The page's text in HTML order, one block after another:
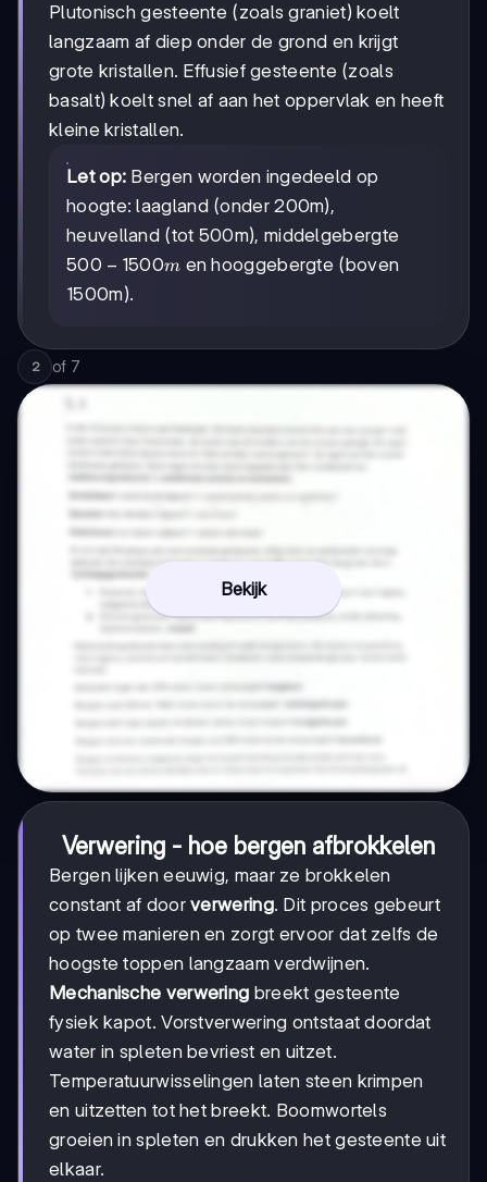
Plutonisch gesteente (zoals graniet) koelt
langzaam af diep onder de grond en krijgt
grote kristallen. Effusief gesteente (zoals
basalt) koelt snel af aan het oppervlak en heeft
kleine kristallen.
Let op: Bergen worden ingedeeld op
hoogte: laagland (onder 200m),
heuvelland (tot 500m), middelgebergte
500-
1500m
500 − 1500m en hooggebergte (boven
1500m).
2 of 7
Bekijk
Verwering - hoe bergen afbrokkelen
Bergen lijken eeuwig, maar ze brokkelen
constant af doorverwering. Dit proces gebeurt
op twee manieren en zorgt ervoor dat zelfs de
hoogste toppen langzaam verdwijnen.
Mechanische verwering breekt gesteente
fysiek kapot. Vorstverwering ontstaat doordat
water in spleten bevriest en uitzet.
Temperatuurwisselingen laten steen krimpen
en uitzetten tot het breekt. Boomwortels
groeien in spleten en drukken het gesteente uit
elkaar.